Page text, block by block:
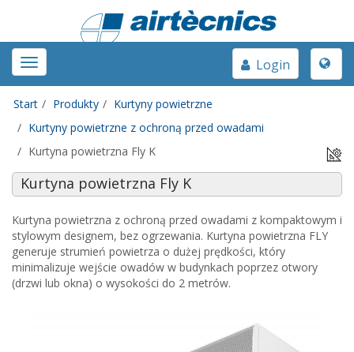
Toggle
navigation
Toggle
Login
Start Produkty
Kurtyny powietrzne
Kurtyny powietrzne z ochroną przed owadami
Kurtyna powietrzna Fly K
Kurtyna powietrzna Fly K
Kurtyna powietrzna z ochroną przed owadami z kompaktowym i
stylowym designem, bez ogrzewania. Kurtyna powietrzna FLY
generuje strumień powietrza o dużej prędkości, który
minimalizuje wejście owadów w budynkach poprzez otwory
(drzwi lub okna) o wysokości do 2 metrów.